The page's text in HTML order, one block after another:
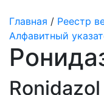
Главная / Реестр
Алфавитный
Ronidazol